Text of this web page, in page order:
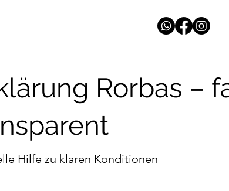
Rorbas –
Hilfe zu klaren Konditionen